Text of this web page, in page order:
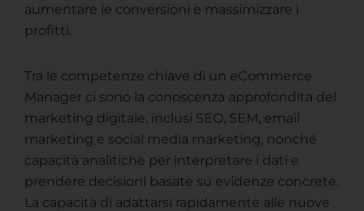
aumentare le conversioni e massimizzare i
profitti.
Tra le competenze chiave di un eCommerce
Manager ci sono la conoscenza approfondita del
marketing digitale, inclusi SEO, SEM, email
marketing e social media marketing, nonché
capacità analitiche per interpretare i dati e
prendere decisioni basate su evidenze concrete.
La capacità di adattarsi rapidamente alle nuove